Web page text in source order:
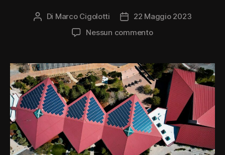
Autore
Di Marco Cigolotti
Data
dell'articolo
22 Maggio 2023
Nessun commentosu
Autoconsumo
collettivo